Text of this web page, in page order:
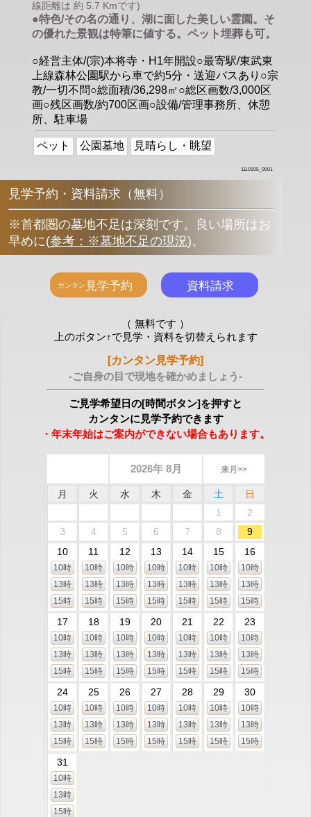
線距離は 約 5.7 Kmです)
●特色/その名の通り、湖に面した美しい霊園。そ
の優れた景観は特筆に値する。ペット埋葬も可。
○経営主体/(宗)本将寺・H1年開設○最寄駅/東武東
上線森林公園駅から車で約5分・送迎バスあり○宗
教/一切不問○総面積/36,298㎡○総区画数/3,000区
画○残区画数/約700区画○設備/管理事務所、休憩
所、駐車場
ペット 公園墓地 見晴らし・眺望
1110105_0001
見学予約・資料請求（無料）
※首都圏の墓地不足は深刻です。良い場所はお
早めに(参考：※墓地不足の現況)。
（ 無料です ）
上のボタン↑で見学・資料を切替えられます
[カンタン見学予約]
-ご自身の目で現地を確かめましょう-
ご見学希望日の[時間ボタン]を押すと
カンタンに見学予約できます
・年末年始はご案内ができない場合もあります。
2026年 8月 来月>>
月 火 水 木 金 土
日
1
2
3
4 5 6 7 8
9
10
10時
13時
15時
11
10時
13時
15時
12
10時
13時
15時
13
10時
13時
15時
14
10時
13時
15時
15
10時
13時
15時
16
10時
13時
15時
17
10時
13時
15時
18
10時
13時
15時
19
10時
13時
15時
20
10時
13時
15時
21
10時
13時
15時
22
10時
13時
15時
23
10時
13時
15時
24
10時
13時
15時
25
10時
13時
15時
26
10時
13時
15時
27
10時
13時
15時
28
10時
13時
15時
29
10時
13時
15時
30
10時
13時
15時
31
10時
13時
15時